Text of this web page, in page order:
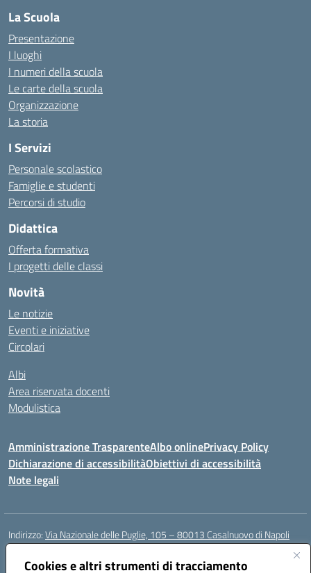
Cookies e altri strumenti di tracciamento
La Scuola
Presentazione
I luoghi
I numeri della scuola
Le carte della scuola
Organizzazione
La storia
I Servizi
Personale scolastico
Famiglie e studenti
Percorsi di studio
Didattica
Offerta formativa
I progetti delle classi
Novità
Le notizie
Eventi e iniziative
Circolari
Albi
Area riservata docenti
Modulistica
Amministrazione TrasparenteAlbo onlinePrivacy Policy
Dichiarazione di accessibilitàObiettivi di accessibilità
Note legali
Indirizzo:Via Nazionale delle Puglie, 105 – 80013 Casalnuovo di Napoli
Centralino:
Email:naee32300a@istruzione.it